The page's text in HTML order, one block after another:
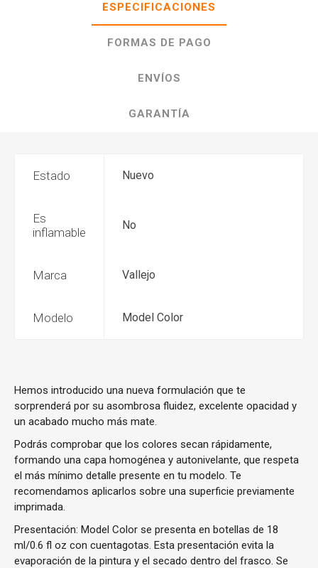
ESPECIFICACIONES
FORMAS DE PAGO
ENVÍOS
GARANTÍA
Estado Nuevo
Es
inflamable
No
Marca Vallejo
Modelo Model Color
Hemos introducido una nueva formulación que te
sorprenderá por su asombrosa fluidez, excelente opacidad y
un acabado mucho más mate.
Podrás comprobar que los colores secan rápidamente,
formando una capa homogénea y autonivelante, que respeta
el más mínimo detalle presente en tu modelo. Te
recomendamos aplicarlos sobre una superficie previamente
imprimada.
Presentación: Model Color se presenta en botellas de 18
ml/0.6 fl oz con cuentagotas. Esta presentación evita la
evaporación de la pintura y el secado dentro del frasco. Se